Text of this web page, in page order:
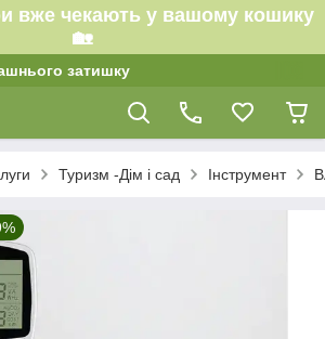
вже чекають у вашому кошику
🏡
затишку
Туризм -Дім і сад Інструмент